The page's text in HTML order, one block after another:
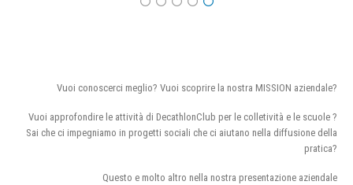
Vuoi conoscerci meglio? Vuoi scoprire la nostra MISSION aziendale?
Vuoi approfondire le attività di DecathlonClub per le colletività e le scuole ?
Sai che ci impegniamo in progetti sociali che ci aiutano nella diffusione della
pratica?
Questo e molto altro nella nostra presentazione aziendale